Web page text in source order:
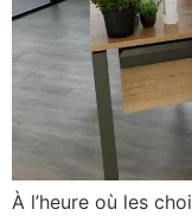
À l’heure où les